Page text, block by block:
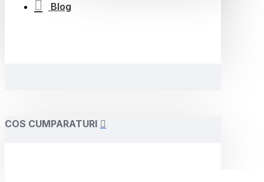
Blog
COS CUMPARATURI